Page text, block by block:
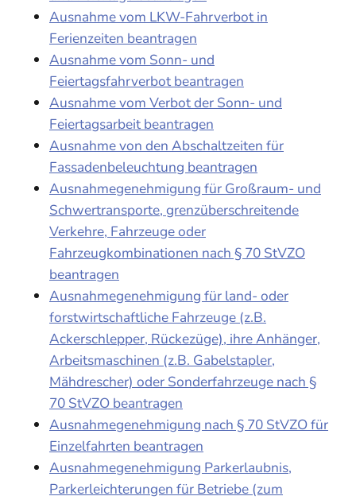
Ausnahme vom LKW-Fahrverbot in
Ferienzeiten beantragen
Ausnahme vom Sonn- und
Feiertagsfahrverbot beantragen
Ausnahme vom Verbot der Sonn- und
Feiertagsarbeit beantragen
Ausnahme von den Abschaltzeiten für
Fassadenbeleuchtung beantragen
Ausnahmegenehmigung für Großraum- und
Schwertransporte, grenzüberschreitende
Verkehre, Fahrzeuge oder
Fahrzeugkombinationen nach § 70 StVZO
beantragen
Ausnahmegenehmigung für land- oder
forstwirtschaftliche Fahrzeuge (z.B.
Ackerschlepper, Rückezüge), ihre Anhänger,
Arbeitsmaschinen (z.B. Gabelstapler,
Mähdrescher) oder Sonderfahrzeuge nach §
70 StVZO beantragen
Ausnahmegenehmigung nach § 70 StVZO für
Einzelfahrten beantragen
Ausnahmegenehmigung Parkerlaubnis,
Parkerleichterungen für Betriebe (zum